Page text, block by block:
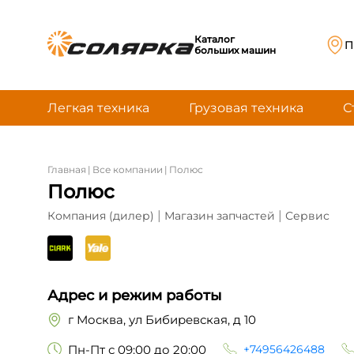
Каталог
больших машин
Легкая техника Грузовая техника
Главная | Все компании | Полюс
Полюс
Компания (дилер) | Магазин запчастей | Сервис
Адрес и режим работы
г Москва, ул Бибиревская, д 10
Пн-Пт с 09:00 до 20:00
+74956426488